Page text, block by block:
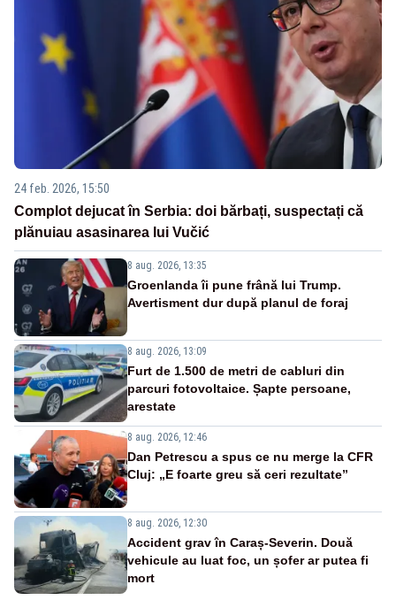
24 feb. 2026, 15:50
Complot dejucat în Serbia: doi bărbați, suspectați că
plănuiau asasinarea lui Vučić
8 aug. 2026, 13:35
Groenlanda îi pune frână lui Trump.
Avertisment dur după planul de foraj
8 aug. 2026, 13:09
Furt de 1.500 de metri de cabluri din
parcuri fotovoltaice. Șapte persoane,
arestate
8 aug. 2026, 12:46
Dan Petrescu a spus ce nu merge la CFR
Cluj: „E foarte greu să ceri rezultate”
8 aug. 2026, 12:30
Accident grav în Caraș-Severin. Două
vehicule au luat foc, un șofer ar putea fi
mort